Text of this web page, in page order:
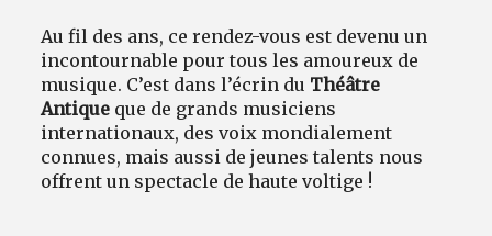
Au fil des ans, ce rendez-vous est devenu un
incontournable pour tous les amoureux de
musique. C’est dans l’écrin du Théâtre
Antique que de grands musiciens
internationaux, des voix mondialement
connues, mais aussi de jeunes talents nous
offrent un spectacle de haute voltige !